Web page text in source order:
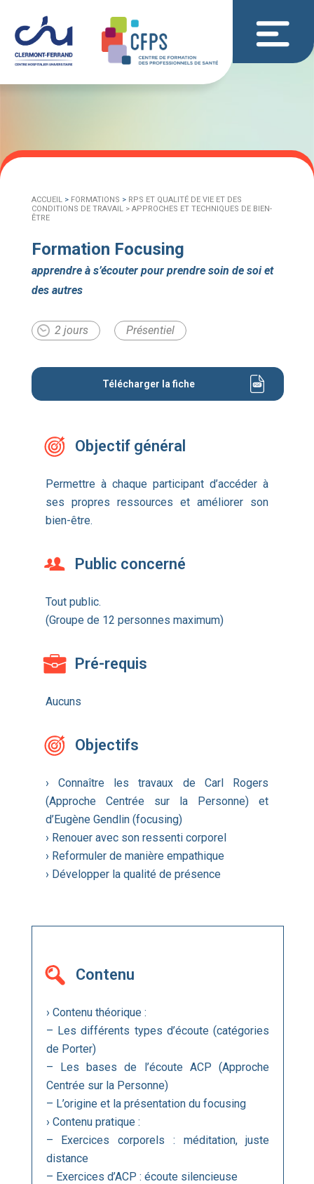
ACCUEIL> FORMATIONS > RPS ET QUALITÉ DE VIE ET DES
CONDITIONS DE TRAVAIL > APPROCHES ET TECHNIQUES DE BIEN-
ÊTRE
Formation Focusing
apprendre à s’écouter pour prendre soin de soi et
des autres
2 jours Présentiel
Télécharger la fiche
Objectif général
Permettre à chaque participant d’accéder à
ses propres ressources et améliorer son
bien-être.
Public concerné
Tout public.
(Groupe de 12 personnes maximum)
Pré-requis
Aucuns
Objectifs
› Connaître les travaux de Carl Rogers
(Approche Centrée sur la Personne) et
d’Eugène Gendlin (focusing)
› Renouer avec son ressenti corporel
› Reformuler de manière empathique
› Développer la qualité de présence
Contenu
› Contenu théorique :
– Les différents types d’écoute (catégories
de Porter)
– Les bases de l’écoute ACP (Approche
Centrée sur la Personne)
– L’origine et la présentation du focusing
› Contenu pratique :
– Exercices corporels : méditation, juste
distance
– Exercices d’ACP : écoute silencieuse